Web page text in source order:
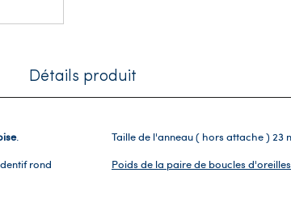
Détails produit
.
rond
Taille de l'anneau ( hors attache ) 23
Poids de la paire de boucles